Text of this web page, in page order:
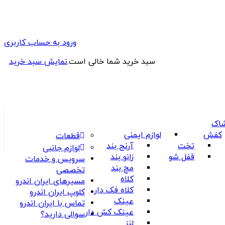
ورود به حساب کاربری
نمایش سبد خریدسبد خرید شما خالی است.
کفش
تخت
قفل شو
لوازم ایمنی
آرنج بند
زانو بند
مچ بند
کلاه
کلاه فک دار
عینک
عینک کش دار
قطعات
لوازم جانبی
سرویس و خدمات
تخصصی
مسیرهای ایران اندرو
کلوپ ایران اندرو
تماس با ایران اندرو
سوالی دارید؟